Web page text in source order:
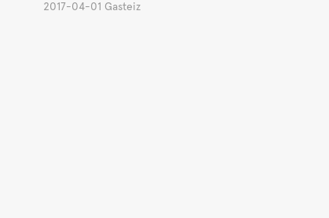
2017-04-01 Gasteiz